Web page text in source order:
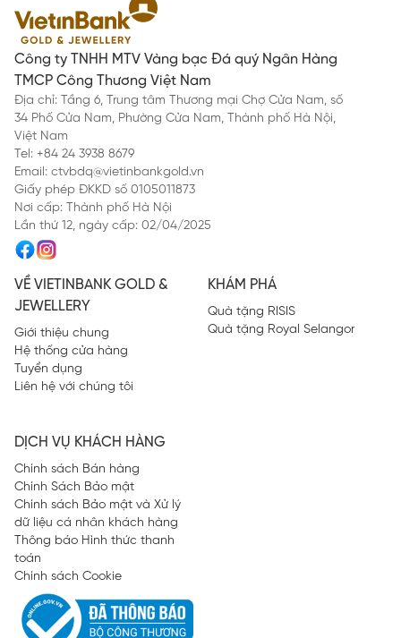
Công ty TNHH MTV Vàng bạc Đá quý Ngân Hàng
TMCP Công Thương Việt Nam
Địa chỉ: Tầng 6, Trung tâm Thương mại Chợ Cửa Nam, số
34 Phố Cửa Nam, Phường Cửa Nam, Thành phố Hà Nội,
Việt Nam
Tel: +84 24 3938 8679
Email: ctvbdq@vietinbankgold.vn
Giấy phép ĐKKD số 0105011873
Nơi cấp: Thành phố Hà Nội
Lần thứ 12, ngày cấp: 02/04/2025
VỀ VIETINBANK GOLD &
JEWELLERY
Giới thiệu chung
Hệ thống cửa hàng
Tuyển dụng
Liên hệ với chúng tôi
KHÁM PHÁ
Quà tặng RISIS
Quà tặng Royal Selangor
DỊCH VỤ KHÁCH HÀNG
Chính sách Bán hàng
Chính Sách Bảo mật
Chính sách Bảo mật và Xử lý
dữ liệu cá nhân khách hàng
Thông báo Hình thức thanh
toán
Chính sách Cookie